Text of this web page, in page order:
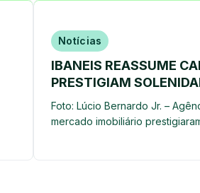
Notícias
IBANEIS REASSUME
PRESTIGIAM
Foto: Lúcio Bernardo Jr. –
mercado imobiliário